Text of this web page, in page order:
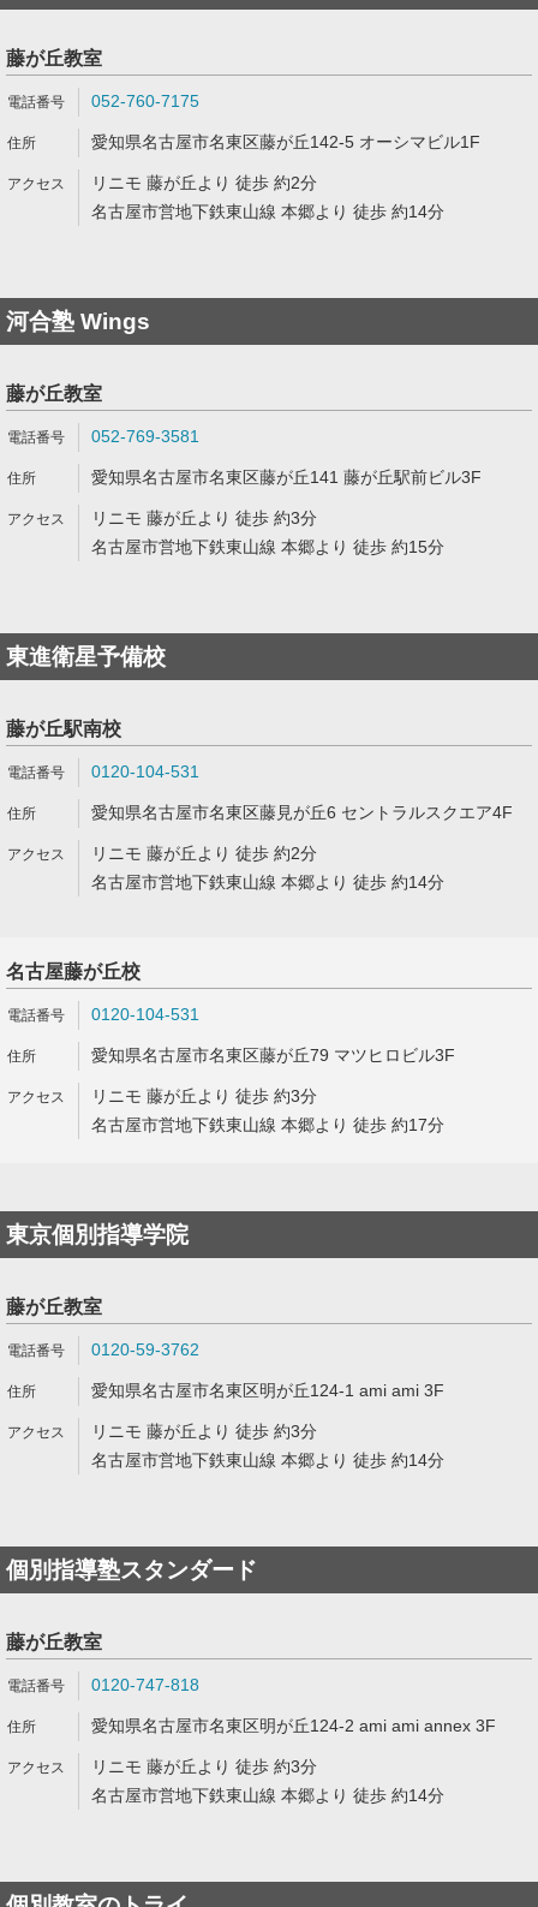
藤が丘教室
052-760-7175
愛知県名古屋市名東区藤が丘142-5 オーシマビル1F
リニモ 藤が丘より 徒歩 約2分
名古屋市営地下鉄東山線 本郷より 徒歩 約14分
河合塾 Wings
藤が丘教室
052-769-3581
愛知県名古屋市名東区藤が丘141 藤が丘駅前ビル3F
リニモ 藤が丘より 徒歩 約3分
名古屋市営地下鉄東山線 本郷より 徒歩 約15分
東進衛星予備校
藤が丘駅南校
0120-104-531
愛知県名古屋市名東区藤見が丘6 セントラルスクエア4F
リニモ 藤が丘より 徒歩 約2分
名古屋市営地下鉄東山線 本郷より 徒歩 約14分
名古屋藤が丘校
0120-104-531
愛知県名古屋市名東区藤が丘79 マツヒロビル3F
リニモ 藤が丘より 徒歩 約3分
名古屋市営地下鉄東山線 本郷より 徒歩 約17分
東京個別指導学院
藤が丘教室
0120-59-3762
愛知県名古屋市名東区明が丘124-1 ami ami 3F
リニモ 藤が丘より 徒歩 約3分
名古屋市営地下鉄東山線 本郷より 徒歩 約14分
個別指導塾スタンダード
藤が丘教室
0120-747-818
愛知県名古屋市名東区明が丘124-2 ami ami annex 3F
リニモ 藤が丘より 徒歩 約3分
名古屋市営地下鉄東山線 本郷より 徒歩 約14分